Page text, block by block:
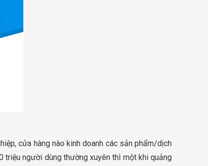
cửa hàng nào kinh doanh các sản phẩm/dịch
người dùng thường xuyên thì một khi quảng